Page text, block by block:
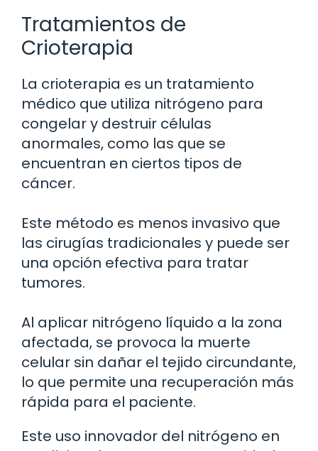
Tratamientos de
Crioterapia
La crioterapia es un tratamiento
médico que utiliza nitrógeno para
congelar y destruir células
anormales, como las que se
encuentran en ciertos tipos de
cáncer.
Este método es menos invasivo que
las cirugías tradicionales y puede ser
una opción efectiva para tratar
tumores.
Al aplicar nitrógeno líquido a la zona
afectada, se provoca la muerte
celular sin dañar el tejido circundante,
lo que permite una recuperación más
rápida para el paciente.
Este uso innovador del nitrógeno en